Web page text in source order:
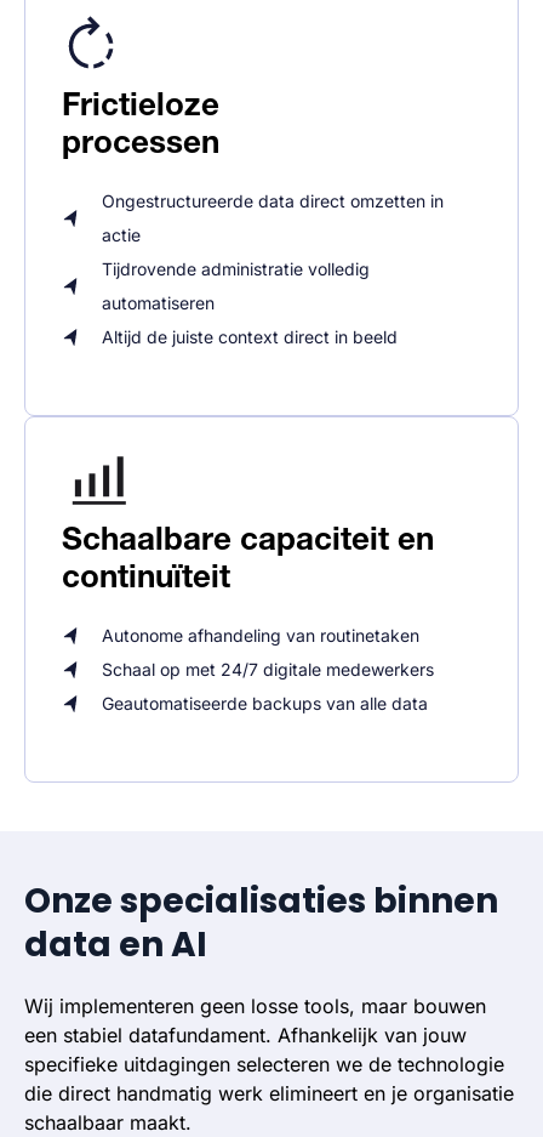
Frictieloze
processen
Ongestructureerde data direct omzetten in
actie
Tijdrovende administratie volledig
automatiseren
Altijd de juiste context direct in beeld
Schaalbare capaciteit en
continuïteit
Autonome afhandeling van routinetaken
Schaal op met 24/7 digitale medewerkers
Geautomatiseerde backups van alle data
Onze specialisaties binnen
data en AI
Wij implementeren geen losse tools, maar bouwen
een stabiel datafundament. Afhankelijk van jouw
specifieke uitdagingen selecteren we de technologie
die direct handmatig werk elimineert en je organisatie
schaalbaar maakt.